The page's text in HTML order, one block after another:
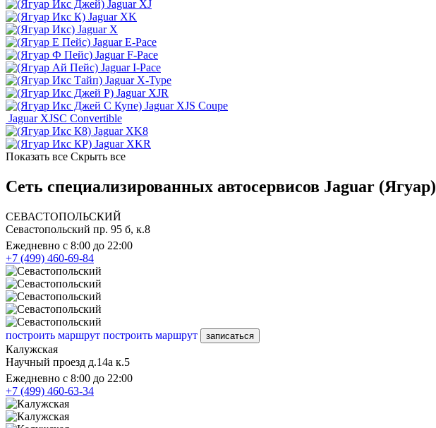
Jaguar XJ
Jaguar XK
Jaguar X
Jaguar E-Pace
Jaguar F-Pace
Jaguar I-Pace
Jaguar X-Type
Jaguar XJR
Jaguar XJS Coupe
Jaguar XJSC Convertible
Jaguar XK8
Jaguar XKR
Показать все Скрыть все
Сеть специализированных автосервисов Jaguar (Ягуар)
СЕВАСТОПОЛЬСКИЙ
Севастопольский пр. 95 б, к.8
Ежедневно с 8:00 до 22:00
+7 (499) 460-69-84
построить маршрут построить маршрут записаться
Калужская
Научный проезд д.14а к.5
Ежедневно с 8:00 до 22:00
+7 (499) 460-63-34